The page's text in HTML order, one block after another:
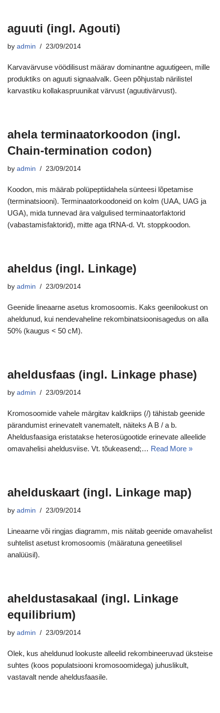
aguuti (ingl. Agouti)
by admin 23/09/2014
Karvavärvuse vöödilisust määrav dominantne aguutigeen, mille
produktiks on aguuti signaalvalk. Geen põhjustab närilistel
karvastiku kollakaspruunikat värvust (aguutivärvust).
ahela terminaatorkoodon (ingl.
Chain-termination codon)
by admin 23/09/2014
Koodon, mis määrab polüpeptiidahela sünteesi lõpetamise
(terminatsiooni). Terminaatorkoodoneid on kolm (UAA, UAG ja
UGA), mida tunnevad ära valgulised terminaatorfaktorid
(vabastamisfaktorid), mitte aga tRNA-d. Vt. stoppkoodon.
aheldus (ingl. Linkage)
by admin 23/09/2014
Geenide lineaarne asetus kromosoomis. Kaks geenilookust on
aheldunud, kui nendevaheline rekombinatsioonisagedus on alla
50% (kaugus < 50 cM).
aheldusfaas (ingl. Linkage phase)
by admin 23/09/2014
Kromosoomide vahele märgitav kaldkriips (/) tähistab geenide
pärandumist erinevatelt vanematelt, näiteks A B / a b.
Aheldusfaasiga eristatakse heterosügootide erinevate alleelide
omavahelisi aheldusviise. Vt. tõukeasend;… Read More »
ahelduskaart (ingl. Linkage map)
by admin 23/09/2014
Lineaarne või ringjas diagramm, mis näitab geenide omavahelist
suhtelist asetust kromosoomis (määratuna geneetilisel
analüüsil).
aheldustasakaal (ingl. Linkage
equilibrium)
by admin 23/09/2014
Olek, kus aheldunud lookuste alleelid rekombineeruvad üksteise
suhtes (koos populatsiooni kromosoomidega) juhuslikult,
vastavalt nende aheldusfaasile.